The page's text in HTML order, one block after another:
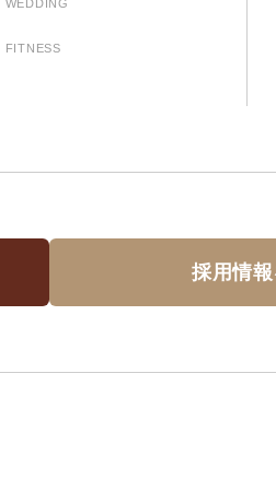
WEDDING
FITNESS
採用情